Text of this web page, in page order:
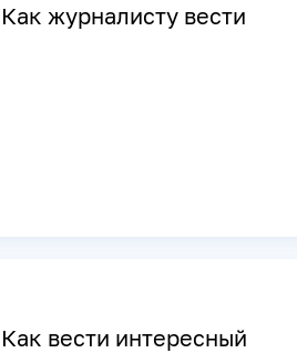
журналисту вести
вести интересный